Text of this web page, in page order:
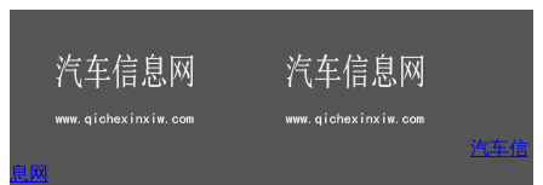
汽车信
息网